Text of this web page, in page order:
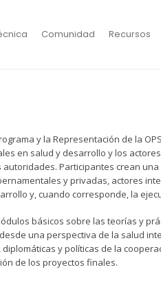
Comunidad Recursos
y la Representación de la
en salud y desarrollo y los
Participantes crean
y privadas, actores
y, cuando corresponde, la
básicos sobre las teorías y
una perspectiva de la salud
y políticas de la
de los proyectos finales.